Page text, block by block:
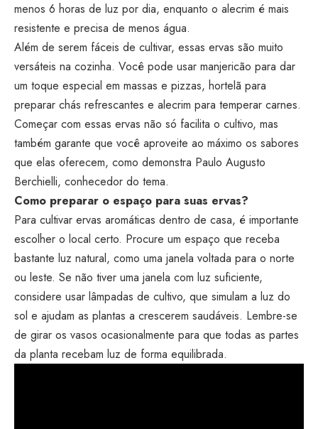
menos 6 horas de luz por dia, enquanto o alecrim é mais
resistente e precisa de menos água.
Além de serem fáceis de cultivar, essas ervas são muito
versáteis na cozinha. Você pode usar manjericão para dar
um toque especial em massas e pizzas, hortelã para
preparar chás refrescantes e alecrim para temperar carnes.
Começar com essas ervas não só facilita o cultivo, mas
também garante que você aproveite ao máximo os sabores
que elas oferecem, como demonstra Paulo Augusto
Berchielli, conhecedor do tema.
Como preparar o espaço para suas ervas?
Para cultivar ervas aromáticas dentro de casa, é importante
escolher o local certo. Procure um espaço que receba
bastante luz natural, como uma janela voltada para o norte
ou leste. Se não tiver uma janela com luz suficiente,
considere usar lâmpadas de cultivo, que simulam a luz do
sol e ajudam as plantas a crescerem saudáveis. Lembre-se
de girar os vasos ocasionalmente para que todas as partes
da planta recebam luz de forma equilibrada.